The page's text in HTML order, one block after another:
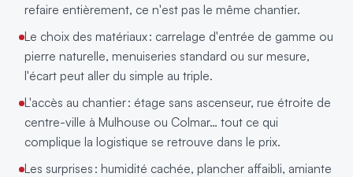
refaire entièrement, ce n'est pas le même chantier.
Le choix des matériaux : carrelage d'entrée de gamme ou
pierre naturelle, menuiseries standard ou sur mesure,
l'écart peut aller du simple au triple.
L'accès au chantier : étage sans ascenseur, rue étroite de
centre-ville à Mulhouse ou Colmar… tout ce qui
complique la logistique se retrouve dans le prix.
Les surprises : humidité cachée, plancher affaibli, amiante